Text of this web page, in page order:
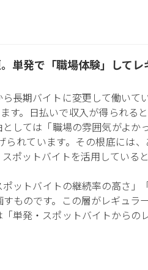
単発で「職場体験」して
長期バイトに変更して働い
す。日払いで収入が得られる
しては「職場の雰囲気がよ
られています。その根底には
ポットバイトを活用している
ットバイトの継続率の高さ
ものです。この層がレギュ
単発・スポットバイトから